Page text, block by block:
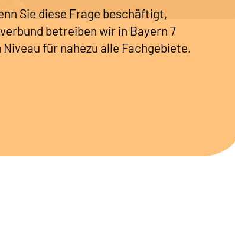
Sie diese Frage beschäftigt,
betreiben wir in Bayern 7
für nahezu alle Fachgebiete.